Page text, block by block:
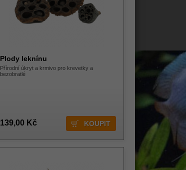
Plody leknínu
Přírodní úkryt a krmivo pro krevetky a
bezobratlé
139,00 Kč